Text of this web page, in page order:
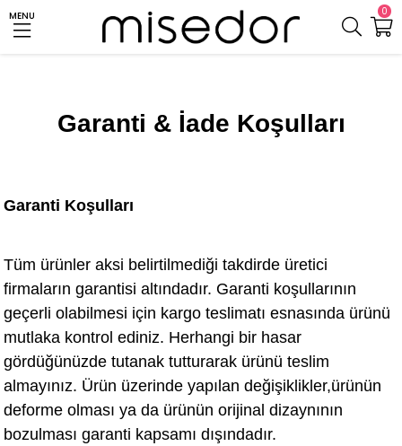
0
MENU
Garanti & İade Koşulları
Garanti Koşulları
Tüm ürünler aksi belirtilmediği takdirde üretici
firmaların garantisi altındadır. Garanti koşullarının
geçerli olabilmesi için kargo teslimatı esnasında ürünü
mutlaka kontrol ediniz. Herhangi bir hasar
gördüğünüzde tutanak tutturarak ürünü teslim
almayınız. Ürün üzerinde yapılan değişiklikler,ürünün
deforme olması ya da ürünün orijinal dizaynının
bozulması garanti kapsamı dışındadır.